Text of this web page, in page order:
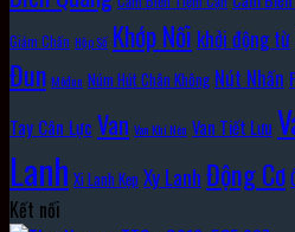
Giảm Chấn Hộp Số Khớp Nối khởi động từ
Đun Môđun Núm Hút Chân Không Nút Nhấn
Tay Cân Lực Van Van Khí Nén Van Tiết Lưu
Lanh Xi Lanh Kẹp Xy LanhĐộng Cơ
Kết nối